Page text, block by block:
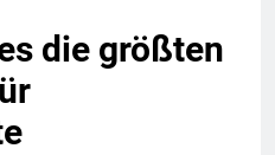
die größten